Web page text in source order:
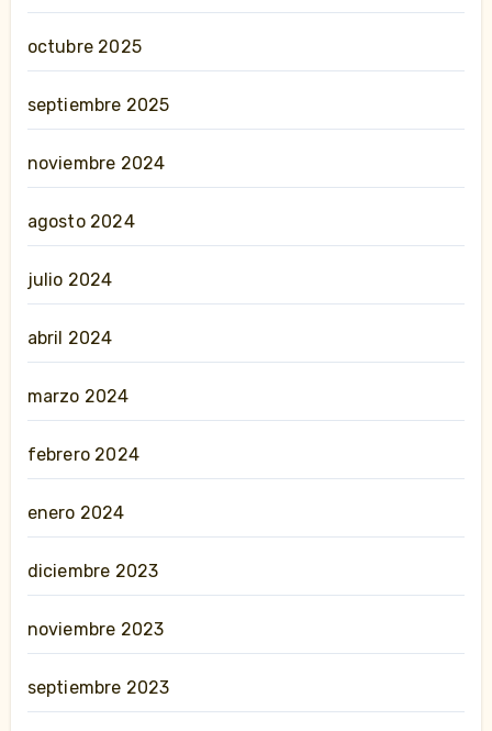
octubre 2025
septiembre 2025
noviembre 2024
agosto 2024
julio 2024
abril 2024
marzo 2024
febrero 2024
enero 2024
diciembre 2023
noviembre 2023
septiembre 2023